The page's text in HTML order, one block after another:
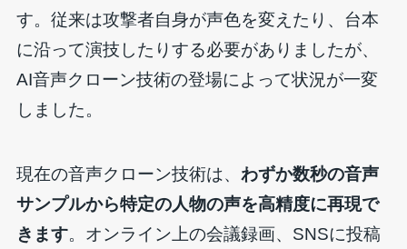
す。従来は攻撃者自身が声色を変えたり、台本
に沿って演技したりする必要がありましたが、
AI音声クローン技術の登場によって状況が一変
しました。
現在の音声クローン技術は、 わずか数秒の音声
サンプルから特定の人物の声を高精度に再現で
きます。オンライン上の会議録画、SNSに投稿